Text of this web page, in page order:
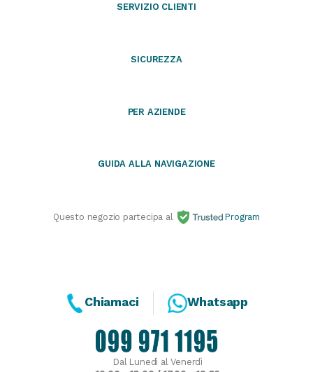
SERVIZIO CLIENTI
SICUREZZA
PER AZIENDE
GUIDA ALLA NAVIGAZIONE
Questo negozio partecipa al Program
Chiamaci Whatsapp
Dal Lunedì al Venerdì